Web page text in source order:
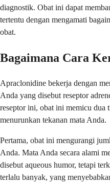
diagnostik. Obat ini dapat
tertentu dengan mengamati
obat.
Bagaimana Cara
Apraclonidine bekerja dengan
Anda yang disebut reseptor
reseptor ini, obat ini memicu dua
menurunkan tekanan mata Anda.
Pertama, obat ini mengurangi
Anda. Mata Anda secara alami
disebut aqueous humor, tetapi
terlalu banyak, yang